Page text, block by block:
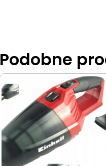
Podobne